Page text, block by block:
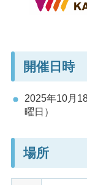
開催日時
2025年10月
曜日）
場所